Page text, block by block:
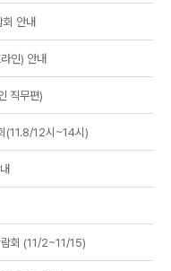
안내
인) 안내
직무편)
(11.8/12시~14시)
회 (11/2~11/15)